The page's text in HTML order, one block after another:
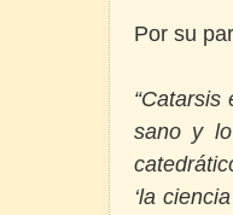
Por su
sano y
‘la